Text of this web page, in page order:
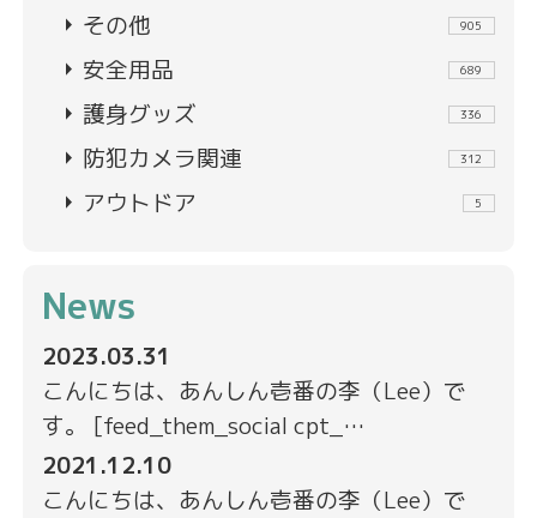
arrow_right その他 905
arrow_right 安全用品 689
arrow_right 護身グッズ 336
arrow_right 防犯カメラ関連 312
arrow_right アウトドア 5
News
2023.03.31
こんにちは、あんしん壱番の李（Lee）で
す。 [feed_them_social cpt_…
2021.12.10
こんにちは、あんしん壱番の李（Lee）で